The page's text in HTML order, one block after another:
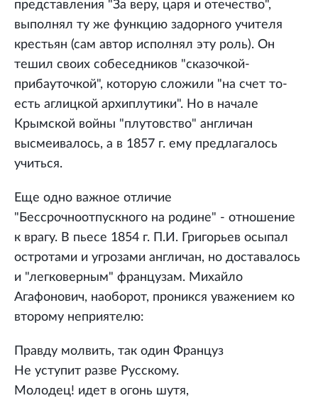
представления "За веру, царя и отечество",
выполнял ту же функцию задорного учителя
крестьян (сам автор исполнял эту роль). Он
тешил своих собеседников "сказочкой-
прибауточкой", которую сложили "на счет то-
есть аглицкой архиплутики". Но в начале
Крымской войны "плутовство" англичан
высмеивалось, а в 1857 г. ему предлагалось
учиться.
Еще одно важное отличие
"Бессрочноотпускного на родине" - отношение
к врагу. В пьесе 1854 г. П.И. Григорьев осыпал
остротами и угрозами англичан, но доставалось
и "легковерным" французам. Михайло
Агафонович, наоборот, проникся уважением ко
второму неприятелю:
Правду молвить, так один Француз
Не уступит разве Русскому.
Молодец! идет в огонь шутя,